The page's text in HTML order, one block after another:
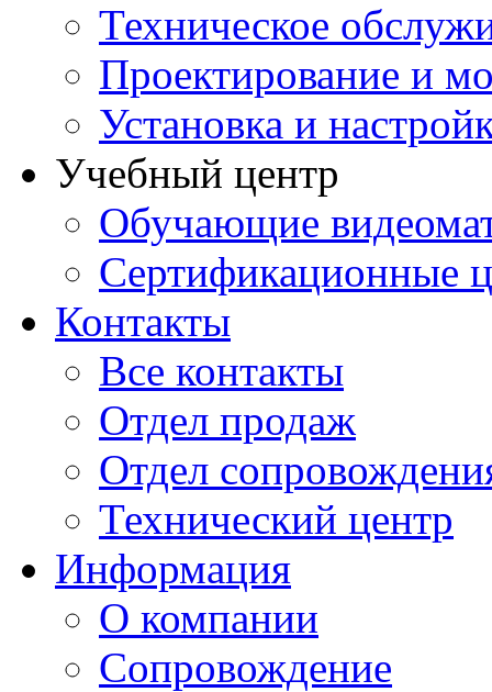
Техническое
Проектирование и
Установка и
Учебный центр
Обучающие
Сертификационные
Контакты
Все контакты
Отдел продаж
Отдел
Технический центр
Информация
О компании
Сопровождение